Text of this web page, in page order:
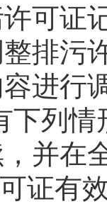
可证
排污
进行
列情
并在
可证有